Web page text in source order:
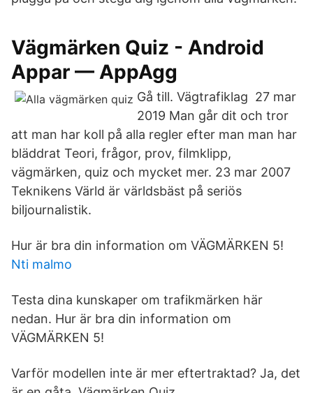
Vägmärken Quiz - Android
Appar — AppAgg
Gå till. Vägtrafiklag 27 mar
2019 Man går dit och tror
att man har koll på alla regler efter man man har
bläddrat Teori, frågor, prov, filmklipp,
vägmärken, quiz och mycket mer. 23 mar 2007
Teknikens Värld är världsbäst på seriös
biljournalistik.
Hur är bra din information om VÄGMÄRKEN 5!
Nti malmo
Testa dina kunskaper om trafikmärken här
nedan. Hur är bra din information om
VÄGMÄRKEN 5!
Varför modellen inte är mer eftertraktad? Ja, det